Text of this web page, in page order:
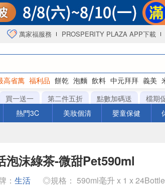
萬家福服務 PROSPERITY PLAZA APP下載
高省萬 福利品 餅乾 泡麵 飲料 中元拜拜 義美
買一送一 第二件五折 點數加碼送
檔期
熱門3C 美妝個清 嬰童保健
泡沫綠茶-微甜Pet590ml
： 生活 ◎規格： 590ml毫升 x 1 x